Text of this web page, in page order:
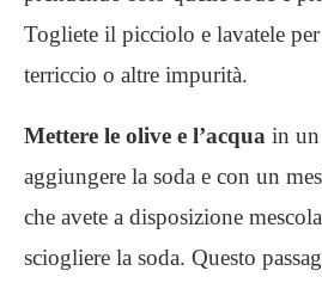
Togliete il picciolo e lavatele
terriccio o altre impurità.
Mettere le olive e l’acqua in
aggiungere la soda e con un
che avete a disposizione
sciogliere la soda. Questo